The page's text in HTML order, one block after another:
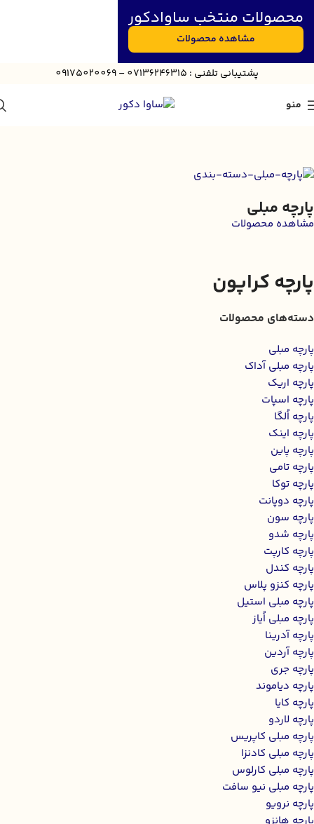
پشتیبانیتلفنی : 07136246315 – 09175020069
منو
پارچه مبلی
مشاهده محصولات
پارچه کراپون
دسته‌های محصولات
پارچه مبلی
پارچه مبلی آداک
پارچه اریک
پارچه اسپات
پارچه اُلگا
پارچه اینک
پارچه پاین
پارچه تامی
پارچه توکا
پارچه دوپانت
پارچه سون
پارچه شدو
پارچه کارپت
پارچه کندل
پارچه کنزو پلاس
پارچه مبلی استیل
پارچه مبلی اُیاز
پارچه آدرینا
پارچه آردین
پارچه جری
پارچه دیاموند
پارچه کایا
پارچه لاردو
پارچه مبلی کاپریس
پارچه مبلی کادنزا
پارچه مبلی کارلوس
پارچه مبلی نیو سافت
پارچه نرویو
محصولات منتخب ساوادکور
مشاهده محصولات